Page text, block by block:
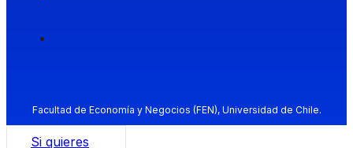
Facultad de Economía y Negocios (FEN), Universidad de Chile.
Si quieres